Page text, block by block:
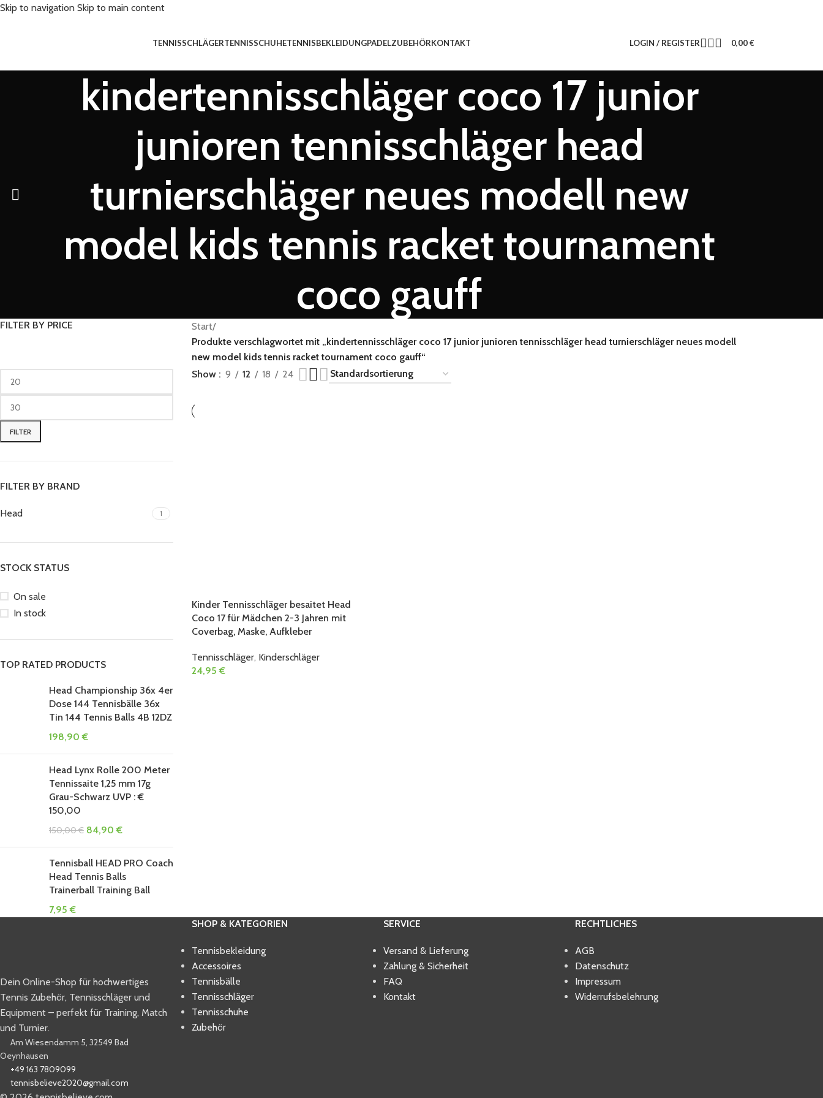
Skip to navigation Skip to main content
TENNISSCHLÄGERTENNISSCHUHETENNISBEKLEIDUNGPADELZUBEHÖRKONTAKT LOGIN / REGISTER 0,00€
kindertennisschläger coco 17 junior
junioren tennisschläger head
turnierschläger neues modell new
model kids tennis racket tournament
coco gauff
FILTER BY PRICE
FILTER
FILTER BY BRAND
Head 1
STOCK STATUS
On sale
In stock
TOP RATED PRODUCTS
Head Championship 36x 4er
Dose 144 Tennisbälle 36x
Tin 144 Tennis Balls 4B 12DZ
198,90€
Head Lynx Rolle 200 Meter
Tennissaite 1,25 mm 17g
Grau-Schwarz UVP : €
150,00
150,00€ 84,90€
Tennisball HEAD PRO Coach
Head Tennis Balls
Trainerball Training Ball
7,95€
Start/
Produkte verschlagwortet mit „kindertennisschläger coco 17 junior junioren tennisschläger head turnierschläger neues modell
new model kids tennis racket tournament coco gauff“
Show
9 12 18 24
Kinder Tennisschläger besaitet Head
Coco 17 für Mädchen 2-3 Jahren mit
Coverbag, Maske, Aufkleber
Tennisschläger, Kinderschläger
24,95€
Dein Online-Shop für hochwertiges
Tennis Zubehör, Tennisschläger und
Equipment – perfekt für Training, Match
und Turnier.
Am Wiesendamm 5, 32549 Bad
Oeynhausen
+49 163 7809099
tennisbelieve2020@gmail.com
SHOP & KATEGORIEN
Tennisbekleidung
Accessoires
Tennisbälle
Tennisschläger
Tennisschuhe
Zubehör
SERVICE
Versand & Lieferung
Zahlung & Sicherheit
FAQ
Kontakt
RECHTLICHES
AGB
Datenschutz
Impressum
Widerrufsbelehrung